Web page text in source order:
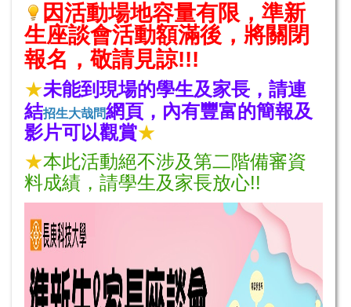
因活動場地容量有限，準新
生座談會活動額滿後，將關閉
報名，敬請見諒!!!
★未能到現場的學生及家長，請連
結招生大哉問網頁，內有豐富的簡報及
影片可以觀賞★
★本此活動絕不涉及第二階備審資
料成績，請學生及家長放心!!